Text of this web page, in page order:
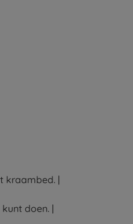
kraambed. |
doen. |